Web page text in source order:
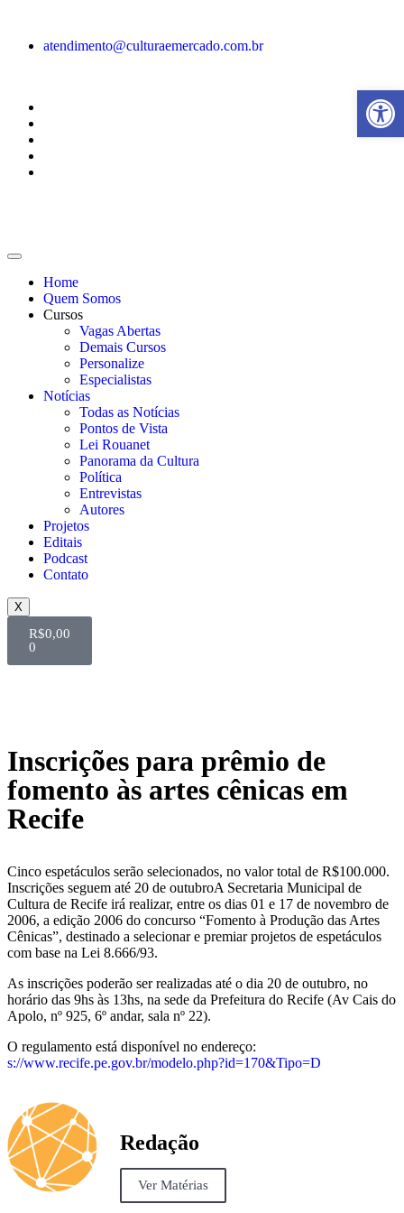
atendimento@culturaemercado.com.br
Home
Quem Somos
Cursos
Vagas Abertas
Demais Cursos
Personalize
Especialistas
Notícias
Todas as Notícias
Pontos de Vista
Lei Rouanet
Panorama da Cultura
Política
Entrevistas
Autores
Projetos
Editais
Podcast
Contato
X
R$0,00
0
Inscrições para prêmio de
fomento às artes cênicas em
Recife
Cinco espetáculos serão selecionados, no valor total de R$100.000.
Inscrições seguem até 20 de outubroA Secretaria Municipal de
Cultura de Recife irá realizar, entre os dias 01 e 17 de novembro de
2006, a edição 2006 do concurso “Fomento à Produção das Artes
Cênicas”, destinado a selecionar e premiar projetos de espetáculos
com base na Lei 8.666/93.
As inscrições poderão ser realizadas até o dia 20 de outubro, no
horário das 9hs às 13hs, na sede da Prefeitura do Recife (Av Cais do
Apolo, nº 925, 6º andar, sala nº 22).
O regulamento está disponível no endereço:
s://www.recife.pe.gov.br/modelo.php?id=170&Tipo=D
Redação
Ver Matérias
Abrir a